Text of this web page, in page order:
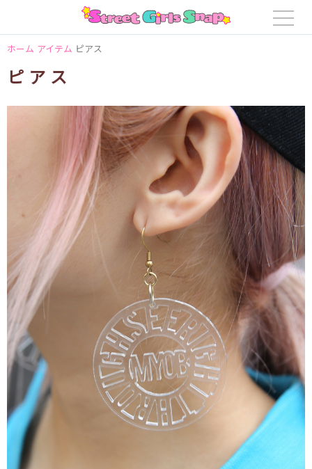
ホーム アイテム ピアス
ピアス